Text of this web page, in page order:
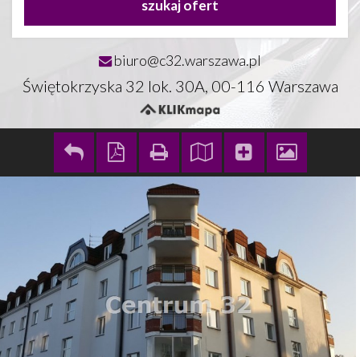
szukaj ofert
biuro@c32.warszawa.pl
Świętokrzyska 32 lok. 30A, 00-116 Warszawa